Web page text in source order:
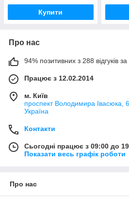
Купити
Про нас
94% позитивних з 288 відгуків за
Працює з 12.02.2014
м. Київ
проспект Володимира Івасюка,
Україна
Контакти
Сьогодні працює з 09:00 до
Показати весь графік роботи
Про нас